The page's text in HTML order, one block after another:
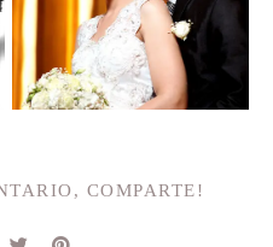
COMPARTE!